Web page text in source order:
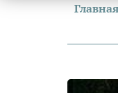
Главная